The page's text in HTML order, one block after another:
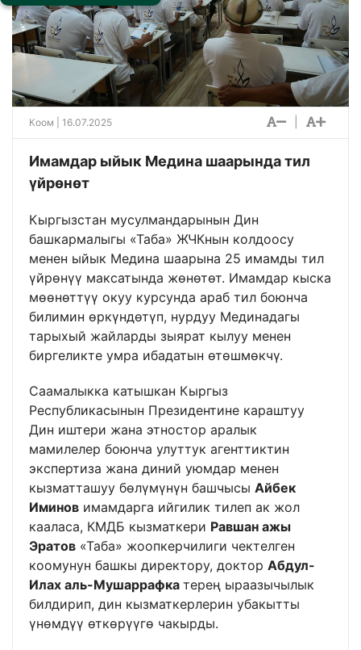
Коом | 16.07.2025
Имамдар ыйык Медина шаарында тил
үйрөнөт
Кыргызстан мусулмандарынын Дин
башкармалыгы «Таба» ЖЧКнын колдоосу
менен ыйык Медина шаарына 25 имамды тил
үйрөнүү максатында жөнөтөт. Имамдар кыска
мөөнөттүү окуу курсунда араб тил боюнча
билимин өркүндөтүп, нурдуу Мединадагы
тарыхый жайларды зыярат кылуу менен
биргеликте умра ибадатын өтөшмөкчү.
Саамалыкка катышкан Кыргыз
Республикасынын Президентине караштуу
Дин иштери жана этностор аралык
мамилелер боюнча улуттук агенттиктин
экспертиза жана диний уюмдар менен
кызматташуу бөлүмүнүн башчысы Айбек
Иминов имамдарга ийгилик тилеп ак жол
кааласа, КМДБ кызматкери Равшан ажы
Эратов «Таба» жоопкерчилиги чектелген
коомунун башкы директору, доктор Абдул-
Илах аль-Мушаррафка терең ыраазычылык
билдирип, дин кызматкерлерин убакытты
үнөмдүү өткөрүүгө чакырды.